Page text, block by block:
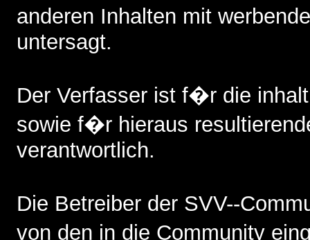
anderen Inhalten mit
untersagt.
Der Verfasser ist f�r die
sowie f�r hieraus
verantwortlich.
Die Betreiber der SVV--
von den in die Community